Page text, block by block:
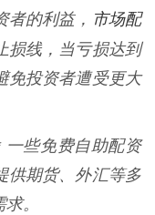
的利益， 市场配
损线，当亏损达到
免投资者遭受更大
一些免费自助配资
供期货、外汇等多
。